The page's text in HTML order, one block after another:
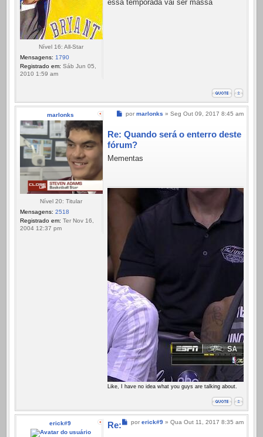
Nível 16: All-Star
Mensagens: 1790
Registrado em: Sáb Jun 05,
2010 1:59 am
essa temporada vai ser massa
marlonks
Nível 20: Titular
Mensagens: 2518
Registrado em: Ter Nov 16,
2004 12:37 pm
Mensagem
por marlonks » Seg Out 09, 2017 8:45 am
Re: Quando será o enterro deste
fórum?
Mementas
Like, I have no idea what you guys are talking about.
erick#9 Mensagem
por erick#9 » Qua Out 11, 2017 8:35 am
Re: